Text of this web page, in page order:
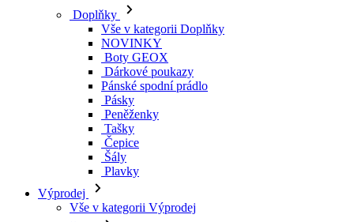
Doplňky
Vše v kategorii Doplňky
NOVINKY
Boty GEOX
Dárkové poukazy
Pánské spodní prádlo
Pásky
Peněženky
Tašky
Čepice
Šály
Plavky
Výprodej
Vše v kategorii Výprodej